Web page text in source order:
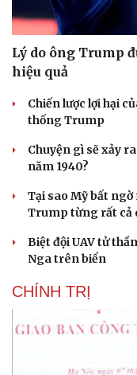
Lý do ông Trump
hiệu quả
Chiến lược lợi hại
thống Trump
Chuyện gì sẽ xảy
năm 1940?
Tại sao Mỹ bất
Trump từng rất cả
Biệt đội UAV tử
Nga trên biển
CHÍNH TRỊ